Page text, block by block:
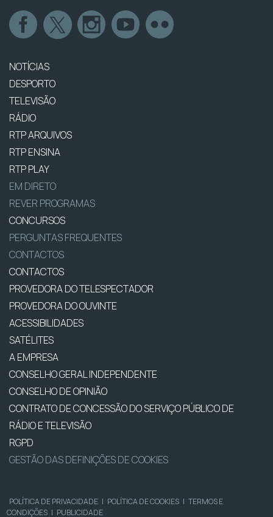
NOTÍCIAS
DESPORTO
TELEVISÃO
RÁDIO
RTP ARQUIVOS
RTP ENSINA
RTP PLAY
EM DIRETO
REVER PROGRAMAS
CONCURSOS
PERGUNTAS FREQUENTES
CONTACTOS
CONTACTOS
PROVEDORA DO TELESPECTADOR
PROVEDORA DO OUVINTE
ACESSIBILIDADES
SATÉLITES
A EMPRESA
CONSELHO GERAL INDEPENDENTE
CONSELHO DE OPINIÃO
CONTRATO DE CONCESSÃO DO SERVIÇO PÚBLICO DE
RÁDIO E TELEVISÃO
RGPD
GESTÃO DAS DEFINIÇÕES DE COOKIES
POLÍTICA DE PRIVACIDADE | POLÍTICA DE COOKIES | TERMOS E
CONDIÇÕES | PUBLICIDADE